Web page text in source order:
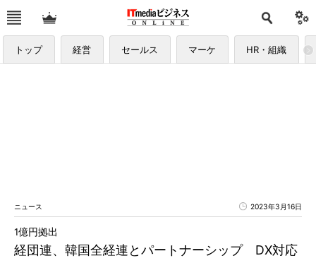
トップ 経営 セールス マーケ HR・組織
ニュース 2023年3月16日
経団連、韓国全経連とパートナーシップ DX対応
1億円拠出